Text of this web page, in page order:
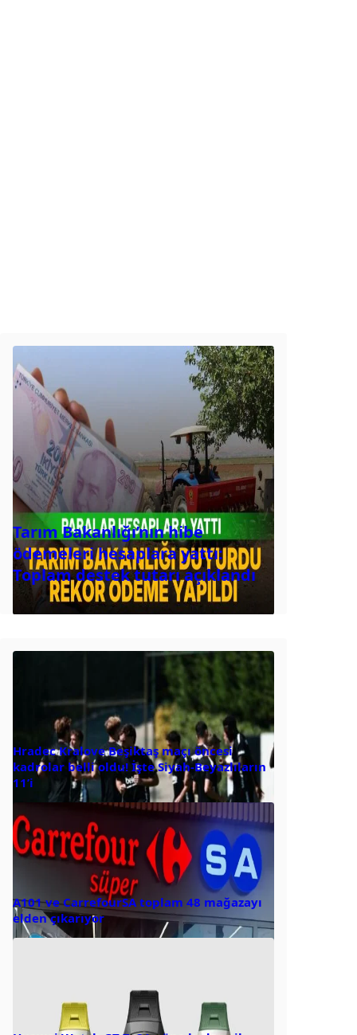
Tarım Bakanlığı’nın hibe
ödemeleri hesaplara yattı:
Toplam destek tutarı açıklandı
Hradec Kralove Beşiktaş maçı öncesi
kadrolar belli oldu! İşte Siyah-Beyazlıların
11’i
A101 ve CarrefourSA toplam 48 mağazayı
elden çıkarıyor